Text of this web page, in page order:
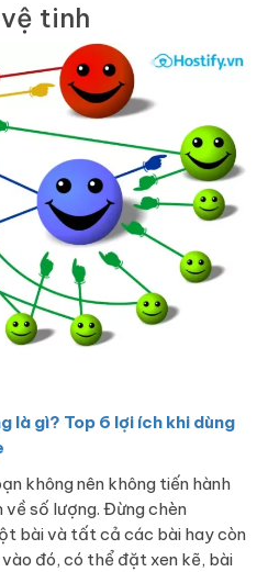
tinh
là gì? Top 6 lợi ích khi dùng
không nên không tiến hành
số lượng. Đừng chèn
bài và tất cả các bài hay còn
đó, có thể đặt xen kẽ, bài